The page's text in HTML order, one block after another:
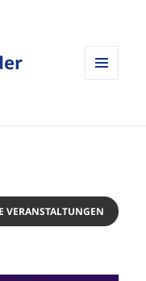
VERANSTALTUNGEN